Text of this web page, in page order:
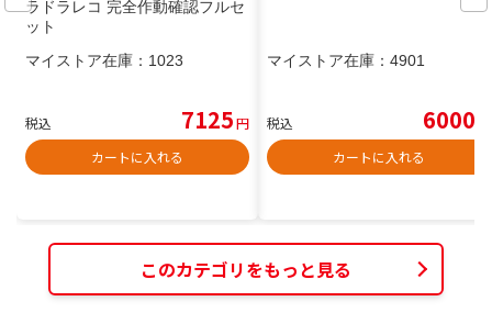
ラドラレコ 完全作動確認フルセ
ット
マイストア在庫： 1023
税込 7125円
カートに入れる
マイストア在庫： 4901
税込 6000
カートに入れる
このカテゴリをもっと見る